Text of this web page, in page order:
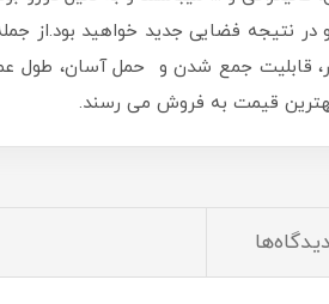
نتیجه فضایی جدید خواهید بود.از
قابلیت جمع شدن و حمل آسان، طول
قیمت به فروش می رسند.
دیدگاه‌ها